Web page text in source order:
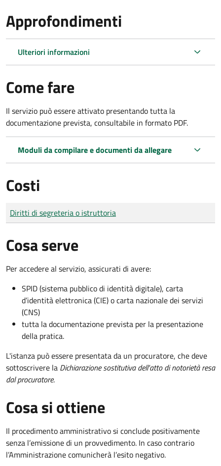
Approfondimenti
Ulteriori informazioni
Come fare
Il servizio può essere attivato presentando tutta la
documentazione prevista, consultabile in formato PDF.
Moduli da compilare e documenti da allegare
Costi
Tipo di pagamento
Importo
Diritti di segreteria o istruttoria
Cosa serve
Per accedere al servizio, assicurati di avere:
SPID (sistema pubblico di identità digitale), carta
d’identità elettronica (CIE) o carta nazionale dei servizi
(CNS)
tutta la documentazione prevista per la presentazione
della pratica.
L'istanza può essere presentata da un procuratore, che deve
sottoscrivere la Dichiarazione sostitutiva dell'atto di notorietà resa
dal procuratore.
Cosa si ottiene
Il procedimento amministrativo si conclude positivamente
senza l’emissione di un provvedimento. In caso contrario
l’Amministrazione comunicherà l’esito negativo.